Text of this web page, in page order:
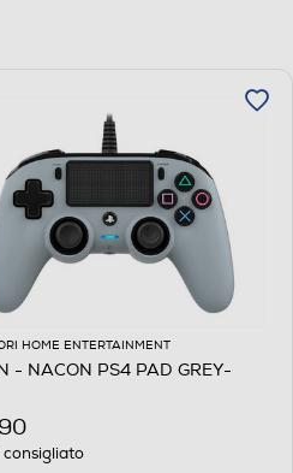
HOME ENTERTAINMENT
- NACON PS4 PAD GREY-
consigliato